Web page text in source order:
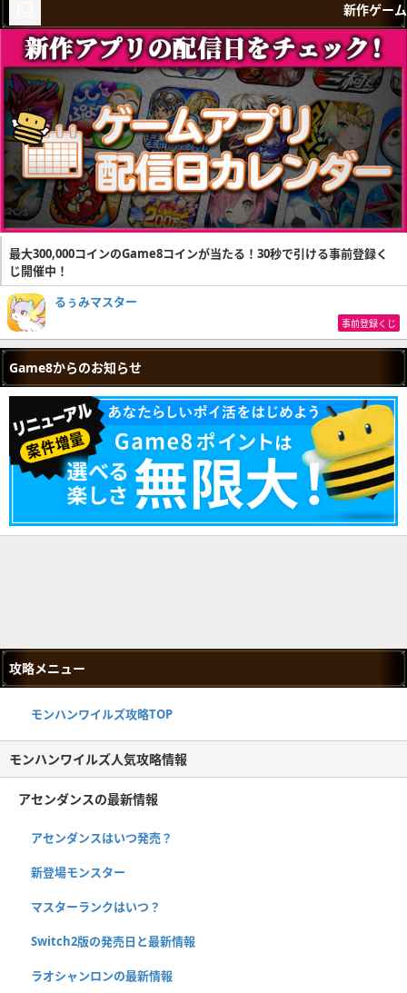
新作ゲーム
最大300,000コインのGame8コインが当たる！30秒で引ける事前登録く
じ開催中！
るぅみマスター
事前登録くじ
Game8からのお知らせ
攻略メニュー
モンハンワイルズ攻略TOP
モンハンワイルズ人気攻略情報
アセンダンスの最新情報
アセンダンスはいつ発売？
新登場モンスター
マスターランクはいつ？
Switch2版の発売日と最新情報
ラオシャンロンの最新情報